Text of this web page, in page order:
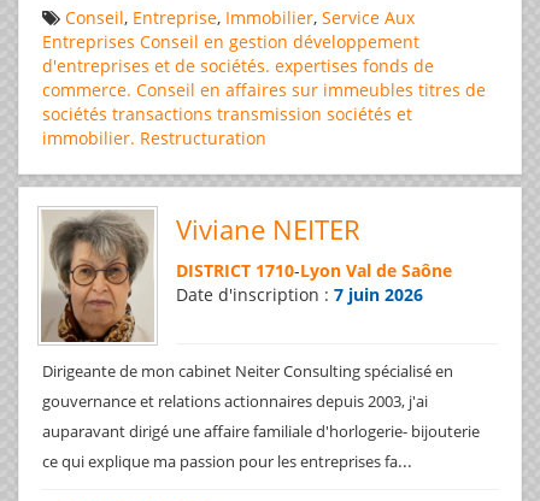
Conseil, Entreprise, Immobilier, Service Aux
Entreprises Conseil en gestion développement
d'entreprises et de sociétés. expertises fonds de
commerce. Conseil en affaires sur immeubles titres de
sociétés transactions transmission sociétés et
immobilier. Restructuration
Viviane NEITER
DISTRICT 1710-Lyon Val de Saône
Date d'inscription : 7 juin 2026
Dirigeante de mon cabinet Neiter Consulting spécialisé en
gouvernance et relations actionnaires depuis 2003, j'ai
auparavant dirigé une affaire familiale d'horlogerie- bijouterie
ce qui explique ma passion pour les entreprises fa...